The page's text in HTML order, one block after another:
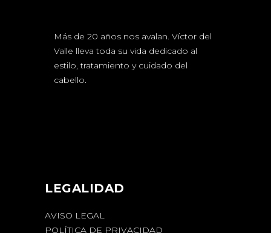
Más de 20 años nos avalan. Víctor del
Valle lleva toda su vida dedicado al
estilo, tratamiento y cuidado del
cabello.
LEGALIDAD
AVISO LEGAL
POLÍTICA DE PRIVACIDAD